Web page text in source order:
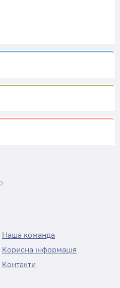
Наша команда
Корисна інформація
Контакти